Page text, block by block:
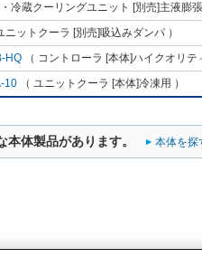
・冷蔵クーリングユニット [別売]主液膨張
ニットクーラ [別売]吸込みダンパ ）
HQ （ コントローラ [本体]ハイクオリテ
10 （ ユニットクーラ [本体]冷凍用 ）
体製品があります。 本体を探